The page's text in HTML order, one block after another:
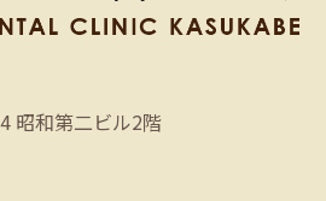
昭和第二ビル2階